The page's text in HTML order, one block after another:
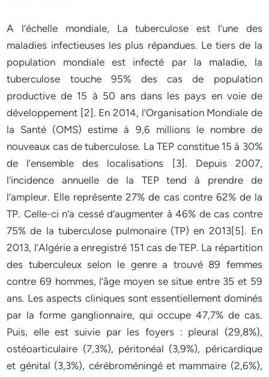
A l’échelle mondiale, La tuberculose est l’une des
maladies infectieuses les plus répandues. Le tiers de la
population mondiale est infecté par la maladie, la
tuberculose touche 95% des cas de population
productive de 15 à 50 ans dans les pays en voie de
développement [2]. En 2014, l’Organisation Mondiale de
la Santé (OMS) estime à 9,6 millions le nombre de
nouveaux cas de tuberculose. La TEP constitue 15 à 30%
de l’ensemble des localisations [3]. Depuis 2007,
l’incidence annuelle de la TEP tend à prendre de
l’ampleur. Elle représente 27% de cas contre 62% de la
TP. Celle-ci n’a cessé d’augmenter à 46% de cas contre
75% de la tuberculose pulmonaire (TP) en 2013[5]. En
2013, l’Algérie a enregistré 151 cas de TEP. La répartition
des tuberculeux selon le genre a trouvé 89 femmes
contre 69 hommes, l’âge moyen se situe entre 35 et 59
ans. Les aspects cliniques sont essentiellement dominés
par la forme ganglionnaire, qui occupe 47,7% de cas.
Puis, elle est suivie par les foyers : pleural (29,8%),
ostéoarticulaire (7,3%), péritonéal (3,9%), péricardique
et génital (3,3%), cérébroméningé et mammaire (2,6%),